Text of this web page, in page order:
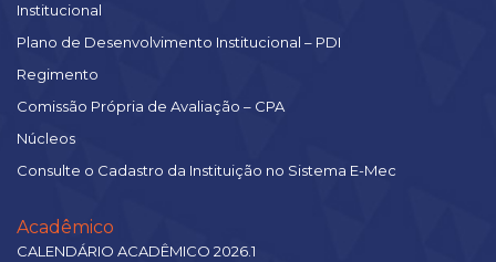
Institucional
Plano de Desenvolvimento Institucional – PDI
Regimento
Comissão Própria de Avaliação – CPA
Núcleos
Consulte o Cadastro da Instituição no Sistema E-Mec
Acadêmico
CALENDÁRIO ACADÊMICO 2026.1